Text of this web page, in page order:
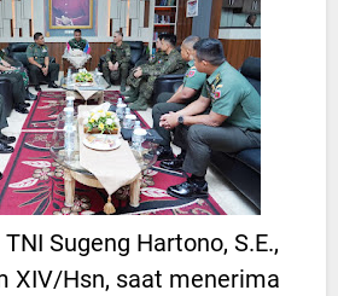
Sugeng Hartono, S.E.,
XIV/Hsn, saat menerima